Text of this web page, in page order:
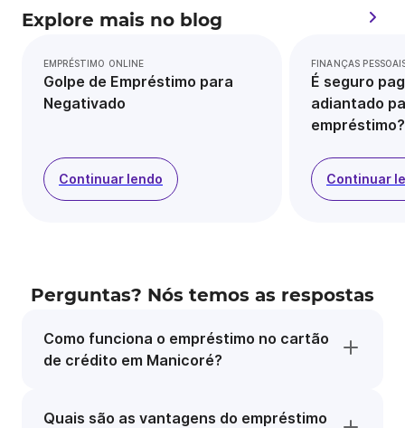
Explore mais no blog
EMPRÉSTIMO ONLINE
Golpe de Empréstimo para
Negativado
Continuar lendo
FINANÇAS
É seguro
adiantado
empréstimo?
Continuar
Perguntas? Nós temos as respostas
Como funciona o empréstimo no cartão
de crédito em Manicoré?
Quais são as vantagens do empréstimo